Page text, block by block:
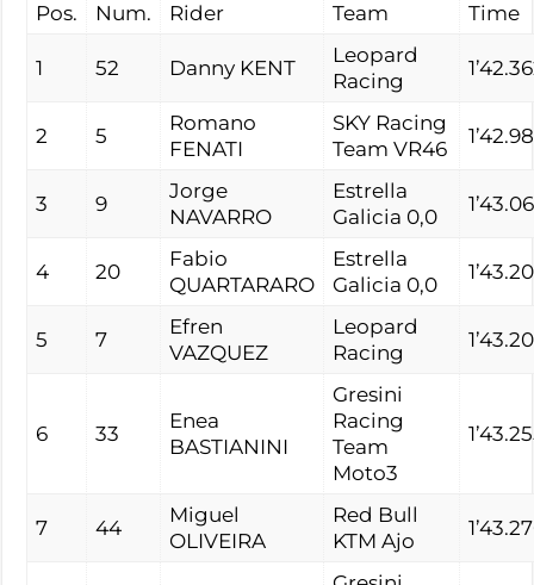
Pos. Num. Rider Team Time
1 52 Danny KENT
Leopard
Racing
2 5
Romano
FENATI
SKY Racing
Team VR46
3 9
Jorge
NAVARRO
Estrella
Galicia 0,0
4 20
Fabio
QUARTARARO
Estrella
Galicia 0,0
5 7
Efren
VAZQUEZ
Leopard
Racing
6 33
Enea
BASTIANINI
Gresini
Racing
Team
Moto3
7 44
Miguel
OLIVEIRA
Red Bull
KTM Ajo